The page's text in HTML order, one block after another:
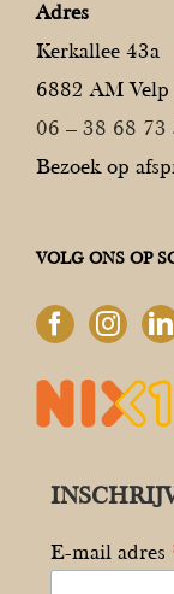
Adres
Kerkallee 43a
6882 AM Velp
06 – 38 68 73
Bezoek op
VOLG ONS OP
E-mail adres